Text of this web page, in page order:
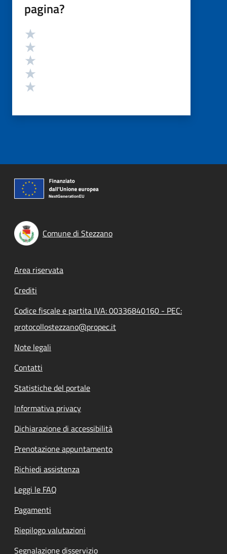
pagina?
Valutazione
Comune di Stezzano
Footer menu
Area riservata
Crediti
Codice fiscale e partita IVA: 00336840160 - PEC:
protocollostezzano@propec.it
Note legali
Contatti
Statistiche del portale
Informativa privacy
Dichiarazione di accessibilità
Prenotazione appuntamento
Richiedi assistenza
Leggi le FAQ
Pagamenti
Riepilogo valutazioni
Segnalazione disservizio